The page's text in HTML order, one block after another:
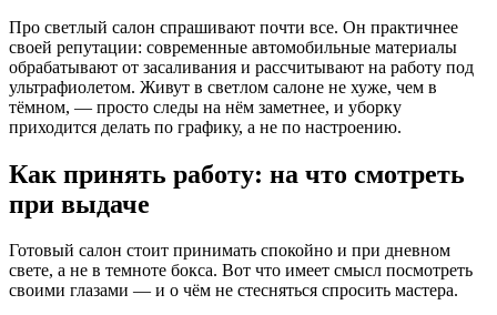
Про светлый салон спрашивают почти все. Он практичнее
своей репутации: современные автомобильные материалы
обрабатывают от засаливания и рассчитывают на работу под
ультрафиолетом. Живут в светлом салоне не хуже, чем в
тёмном, — просто следы на нём заметнее, и уборку
приходится делать по графику, а не по настроению.
Как принять работу: на что смотреть
при выдаче
Готовый салон стоит принимать спокойно и при дневном
свете, а не в темноте бокса. Вот что имеет смысл посмотреть
своими глазами — и о чём не стесняться спросить мастера.